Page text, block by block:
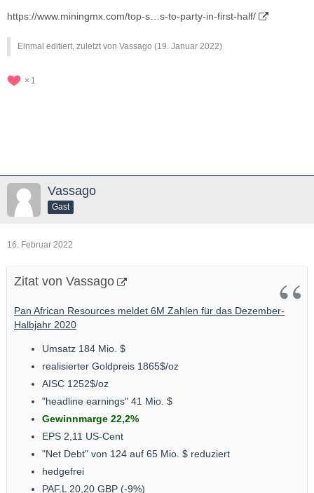
https://www.miningmx.com/top-s…s-to-party-in-first-half/
Einmal editiert, zuletzt von Vassago (19. Januar 2022)
1
Vassago
Gast
16. Februar 2022
Zitat von Vassago
Pan African Resources meldet 6M Zahlen für das Dezember-
Halbjahr 2020
Umsatz 184 Mio. $
realisierter Goldpreis 1865$/oz
AISC 1252$/oz
"headline earnings" 41 Mio. $
Gewinnmarge 22,2%
EPS 2,11 US-Cent
"Net Debt" von 124 auf 65 Mio. $ reduziert
hedgefrei
PAF.L 20,20 GBP (-9%)